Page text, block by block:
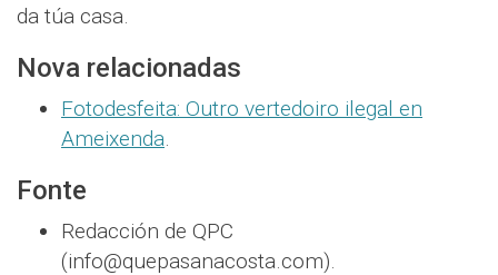
da túa casa.
Nova relacionadas
Fotodesfeita: Outro vertedoiro ilegal en
Ameixenda
Fonte
Redacción de QPC
(info@quepasanacosta.com).